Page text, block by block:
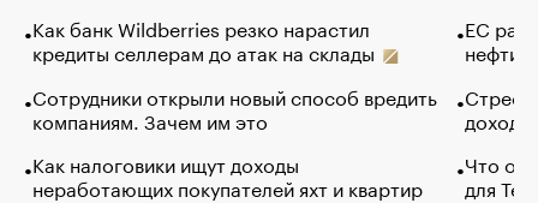
Как банк Wildberries резко нарастил
кредиты селлерам до атак на склады
Сотрудники открыли новый способ вредить
компаниям. Зачем им это
Как налоговики ищут доходы
неработающих покупателей яхт и квартир
ЕС
нефти
Что
для